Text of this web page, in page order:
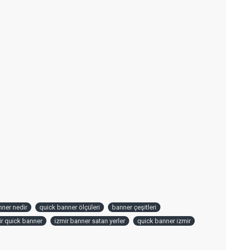
nedir quick banner ölçüleri
banner çeşitleri
quick banner
izmir banner satan yerler quick banner izmir